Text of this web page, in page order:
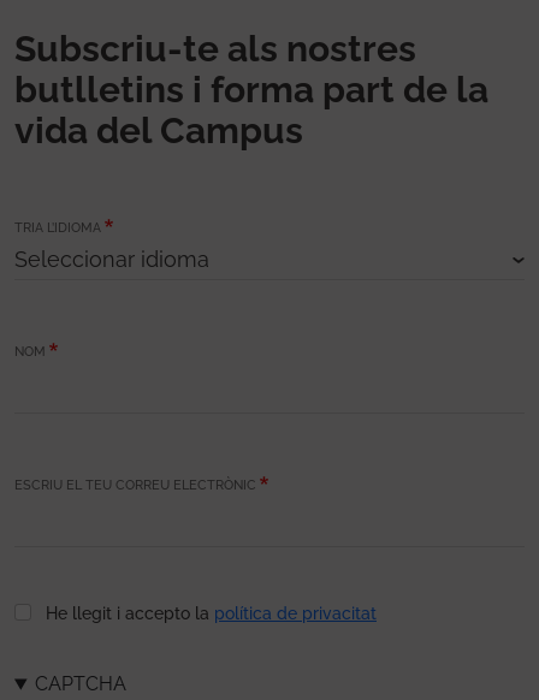
Subscriu-te als nostres
butlletins i forma part de la
vida del Campus
TRIA L’IDIOMA
NOM
ESCRIU EL TEU CORREU ELECTRÒNIC
He llegit i accepto la política de privacitat
CAPTCHA